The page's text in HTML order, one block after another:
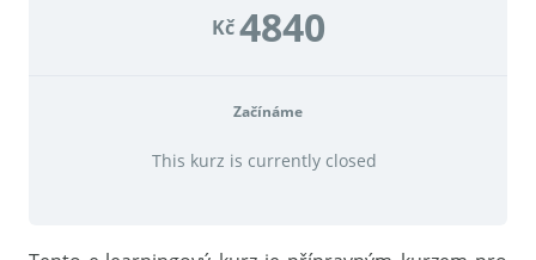
Kč 4840
Začínáme
This kurz is currently closed